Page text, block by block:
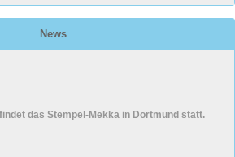
News
das Stempel-Mekka in Dortmund statt.